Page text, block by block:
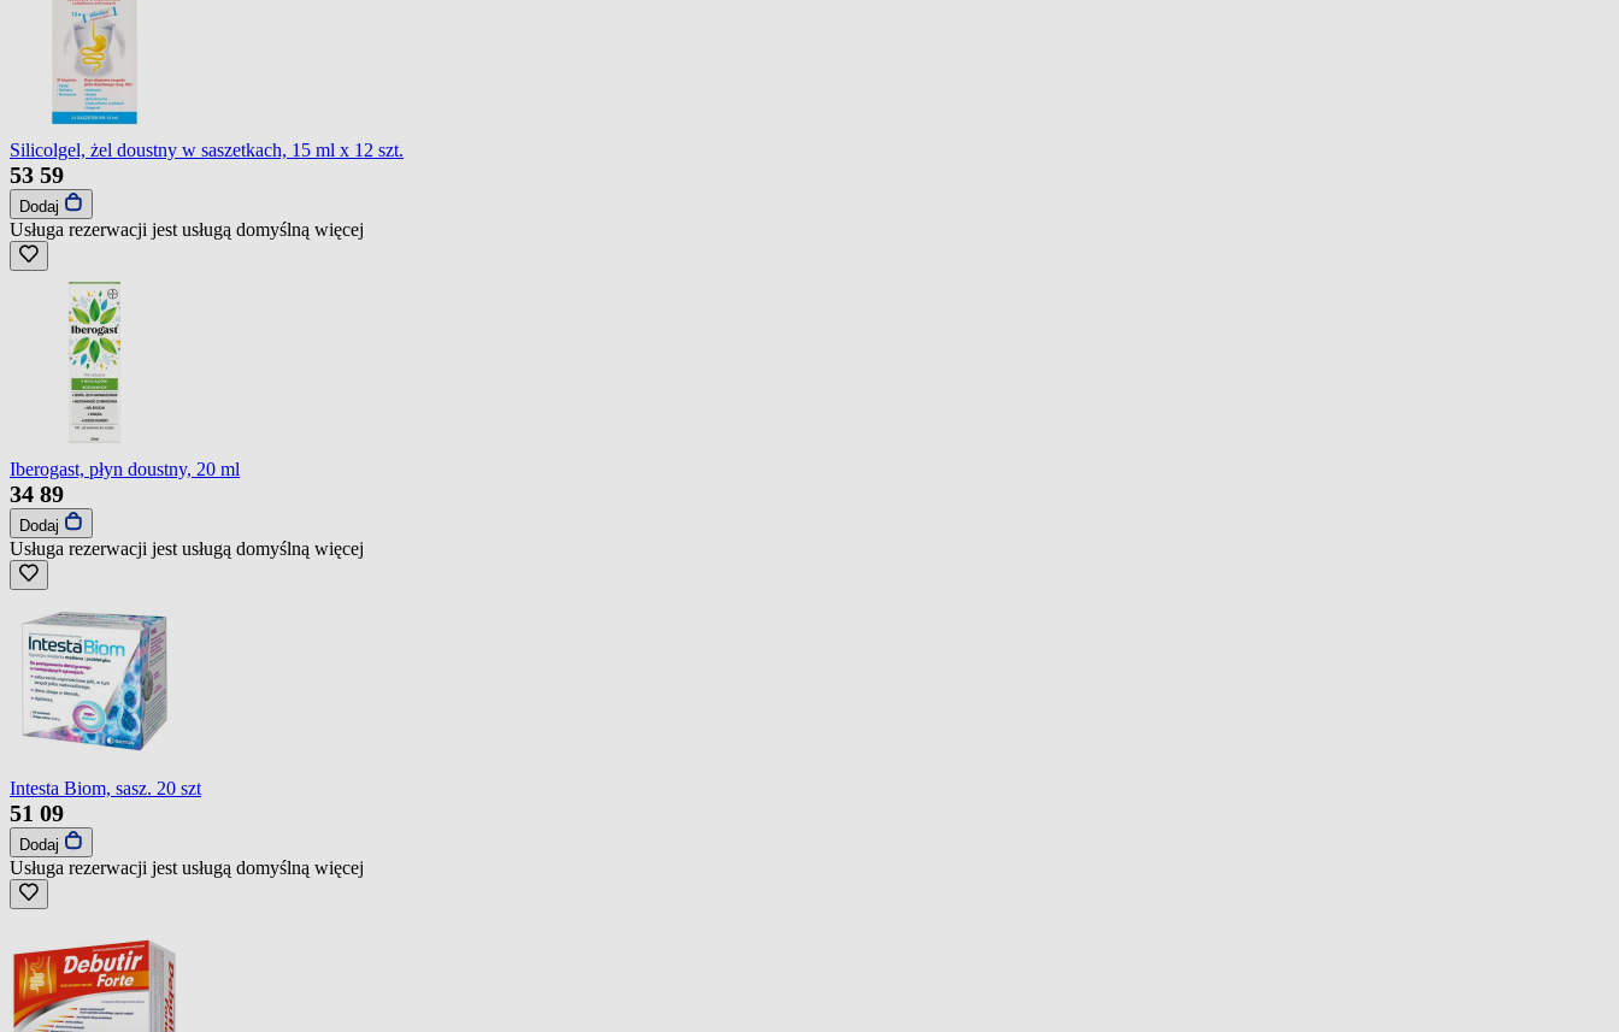
Silicolgel, żel doustny w saszetkach, 15 ml x 12 szt.
53 59
Dodaj
Usługa rezerwacji jest usługą domyślną więcej
Iberogast, płyn doustny, 20 ml
34 89
Dodaj
Usługa rezerwacji jest usługą domyślną więcej
Intesta Biom, sasz. 20 szt
51 09
Dodaj
Usługa rezerwacji jest usługą domyślną więcej